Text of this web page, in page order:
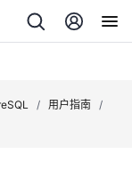
/ 用户指南 /